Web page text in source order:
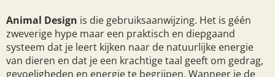
Animal Design is die gebruiksaanwijzing. Het is géén
zweverige hype maar een praktisch en diepgaand
systeem dat je leert kijken naar de natuurlijke energie
van dieren en dat je een krachtige taal geeft om gedrag,
gevoeligheden en energie te begrijpen. Wanneer je de